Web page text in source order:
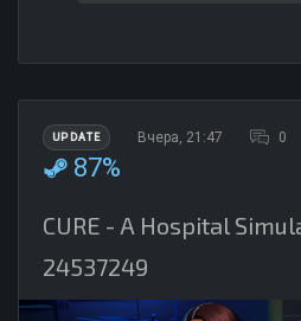
UPDATE Вчера, 21:47 0
87%
CURE - A Hospital
24537249